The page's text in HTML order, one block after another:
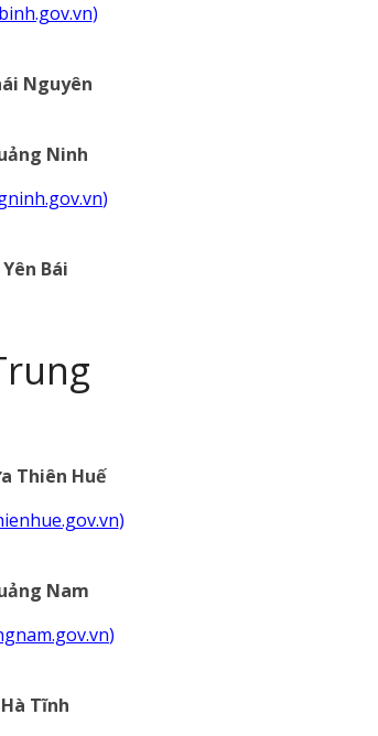
)
Nguyên
Ninh
)
Bái
Thiên Huế
)
Nam
)
Tĩnh